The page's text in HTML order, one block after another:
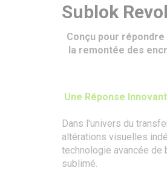
Sublok
Conçu pour
la remontée des
Une Réponse
Dans l'univers du
altérations visuelles
technologie avancée
sublimé.